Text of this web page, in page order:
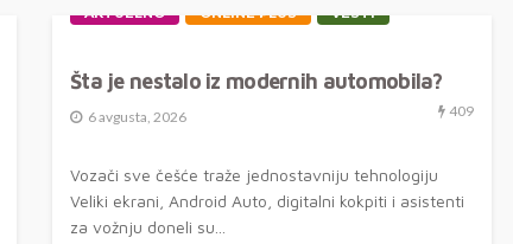
AKTUELNO ONLINE PLUS VESTI
Šta je nestalo iz modernih automobila?
6 avgusta, 2026 409
Vozači sve češće traže jednostavniju tehnologiju
Veliki ekrani, Android Auto, digitalni kokpiti i asistenti
za vožnju doneli su...